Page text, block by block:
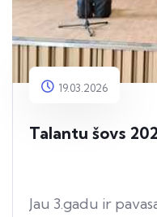
19.03.2026
Talantu šovs
Jau 3.gadu ir